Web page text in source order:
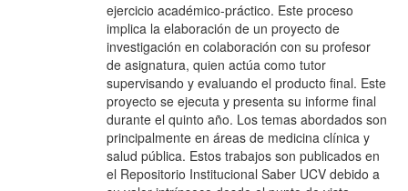
ejercicio académico-práctico. Este proceso
implica la elaboración de un proyecto de
investigación en colaboración con su profesor
de asignatura, quien actúa como tutor
supervisando y evaluando el producto final. Este
proyecto se ejecuta y presenta su informe final
durante el quinto año. Los temas abordados son
principalmente en áreas de medicina clínica y
salud pública. Estos trabajos son publicados en
el Repositorio Institucional Saber UCV debido a